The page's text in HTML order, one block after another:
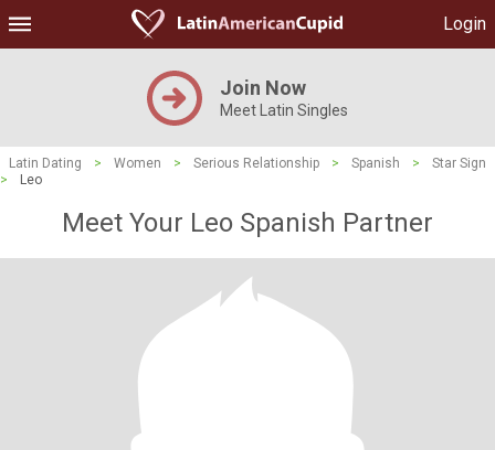
Login
Join Now
Meet Latin Singles
Latin Dating > Women > Serious Relationship > Spanish >
Star Sign
>
Leo
Meet Your Leo Spanish Partner